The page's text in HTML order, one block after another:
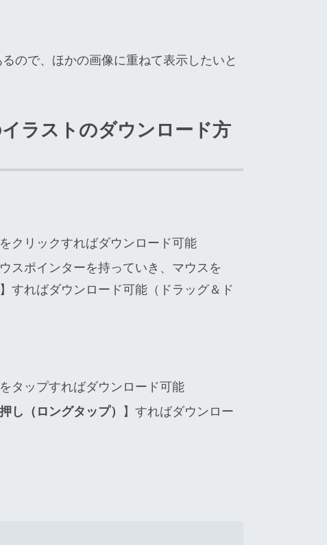
ので、ほかの画像に重ねて表示したいと
ラストのダウンロード方
クリックすればダウンロード可能
スポインターを持っていき、マウスを
すればダウンロード可能（ドラッグ＆ド
タップすればダウンロード可能
し（ロングタップ）
】すればダウンロー